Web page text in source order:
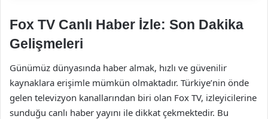
Fox TV Canlı Haber İzle: Son Dakika
Gelişmeleri
Günümüz dünyasında haber almak, hızlı ve güvenilir
kaynaklara erişimle mümkün olmaktadır. Türkiye’nin önde
gelen televizyon kanallarından biri olan Fox TV, izleyicilerine
sunduğu canlı haber yayını ile dikkat çekmektedir. Bu